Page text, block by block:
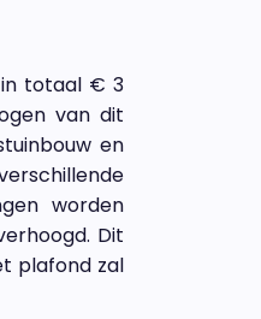
in totaal € 3
van dit
en
worden
Dit
plafond zal